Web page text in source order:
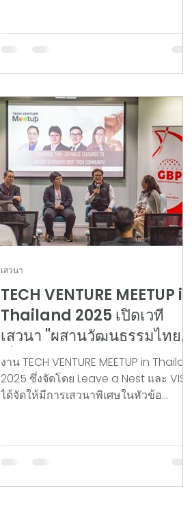
เป้าหมายสำคัญในการผลักดันนวัตกรรม
งานผลิตภัณฑ์ Proof of Concept (POC)
ร่วมกับพันธมิตรธุรกิจในญี่ปุ่น โดยในครั้ง
นี้ ผศ.ดร.พิชญ พิพัฒนสัตยวงศ์ CEO ของ
คลีนเทค แอนด์ บียอนด์ ได้เดินทางไปร่วม
TECH VENTURE MEETUP in
Thailand 2025 เปิดเวที
เสวนา "ผสานวัฒนธรรมไทย-
ญี่ปุ่น" สร้างชุมชนเทคโนโลยี
เชิงลึก (Deep Tech) ให้
แข็งแกร่ง
งาน TECH VENTURE MEETUP in Thailand
2025 ซึ่งจัดโดย Leave a Nest และ VISUP
ได้จัดให้มีการเสวนาพิเศษในหัวข้อ
Community: การผสานวัฒนธรรมไทย-
เสวนา